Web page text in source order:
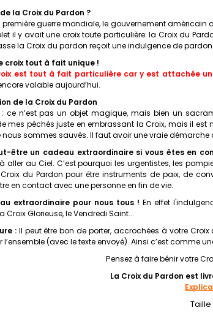
de la Croix du Pardon ?
première guerre mondiale, le gouvernement
il y avait une croix toute particulière: la Croix du
la Croix du pardon reçoit une indulgence de
croix tout à fait unique !
est tout à fait particulière car y est attachée
valable aujourd’hui.
de la Croix du Pardon
: ce n’est pas un objet magique, mais bien un
mes péchés juste en embrassant la Croix, mais il est
nous sommes sauvés. Il faut avoir une vraie
être un cadeau extraordinaire si vous êtes en
aller au Ciel. C’est pourquoi les urgentistes, les
du Pardon pour être instruments de paix, de
en contact avec une personne en fin de vie.
extraordinaire pour nous tous !En effet
Croix Glorieuse, le Vendredi Saint...
:Il peut être bon de porter, accrochées à votre
l’ensemble (avec le texte envoyé). Ainsi c’est comme
Pensez à faire bénir votre
La Croix du Pardon est